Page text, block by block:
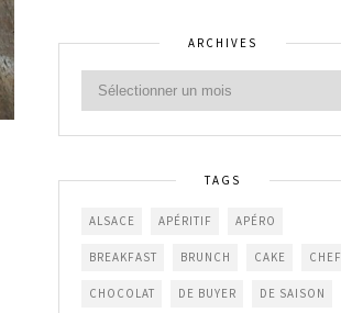
ARCHIVES
TAGS
ALSACE APÉRITIF APÉRO
BREAKFAST BRUNCH CAKE CHEF
CHOCOLAT DE BUYER DE SAISON